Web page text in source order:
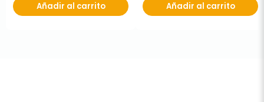
Añadir al carrito Añadir al carrito